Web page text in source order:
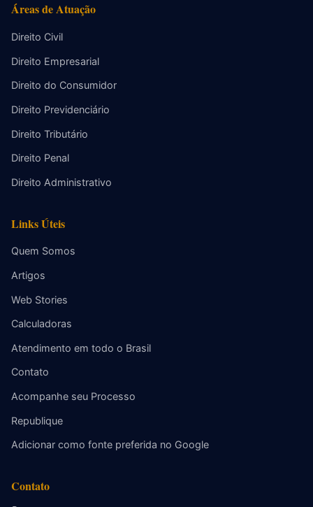
Áreas de Atuação
Direito Civil
Direito Empresarial
Direito do Consumidor
Direito Previdenciário
Direito Tributário
Direito Penal
Direito Administrativo
Links Úteis
Quem Somos
Artigos
Web Stories
Calculadoras
Atendimento em todo o Brasil
Contato
Acompanhe seu Processo
Republique
Adicionar como fonte preferida no Google
Contato